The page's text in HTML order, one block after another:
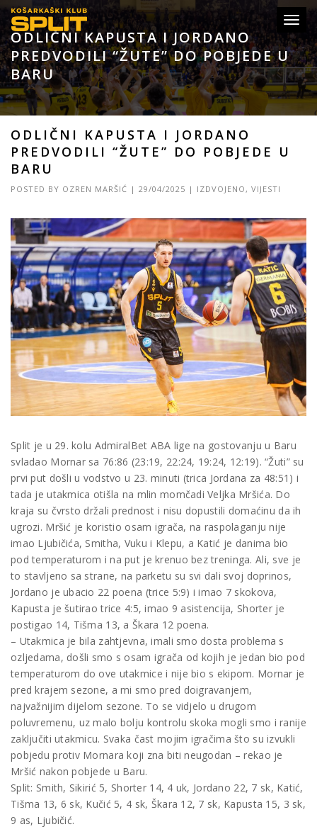
ODLIČNI KAPUSTA I JORDANO
PREDVODILI “ŽUTE” DO POBJEDE U
BARU
ODLIČNI KAPUSTA I JORDANO
PREDVODILI “ŽUTE” DO POBJEDE U
BARU
POSTED BY OZREN MARŠIĆ | 29/04/2025 | IZDVOJENO, VIJESTI
Split je u 29. kolu AdmiralBet ABA lige na gostovanju u Baru
svladao Mornar sa 76:86 (23:19, 22:24, 19:24, 12:19). “Žuti” su
prvi put došli u vodstvo u 23. minuti (trica Jordana za 48:51) i
tada je utakmica otišla na mlin momčadi Veljka Mršića. Do
kraja su čvrsto držali prednost i nisu dopustili domaćinu da ih
ugrozi. Mršić je koristio osam igrača, na raspolaganju nije
imao Ljubičića, Smitha, Vuku i Klepu, a Katić je danima bio
pod temperaturom i na put je krenuo bez treninga. Ali, sve je
to stavljeno sa strane, na parketu su svi dali svoj doprinos,
Jordano je ubacio 22 poena (trice 5:9) i imao 7 skokova,
Kapusta je šutirao trice 4:5, imao 9 asistencija, Shorter je
postigao 14, Tišma 13, a Škara 12 poena.
– Utakmica je bila zahtjevna, imali smo dosta problema s
ozljedama, došli smo s osam igrača od kojih je jedan bio pod
temperaturom do ove utakmice i nije bio s ekipom. Mornar je
pred krajem sezone, a mi smo pred doigravanjem,
najvažnijim dijelom sezone. To se vidjelo u drugom
poluvremenu, uz malo bolju kontrolu skoka mogli smo i ranije
zaključiti utakmicu. Svaka čast mojim igračima što su izvukli
pobjedu protiv Mornara koji zna biti neugodan – rekao je
Mršić nakon pobjede u Baru.
Split: Smith, Sikirić 5, Shorter 14, 4 uk, Jordano 22, 7 sk, Katić,
Tišma 13, 6 sk, Kučić 5, 4 sk, Škara 12, 7 sk, Kapusta 15, 3 sk,
9 as, Ljubičić.